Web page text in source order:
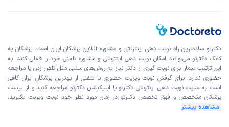
دکترتو ساده‌ترین راه نوبت‌ دهی اینترنتی و مشاوره آنلاین پزشکان ایران است. پزشکان به
کمک دکترتو می‌توانند امکان نوبت دهی اینترنتی و مشاوره تلفنی خود را فعال کنند. به
این ترتیب بیمار برای نوبت گیری از دکتر نیاز به روش‌های سنتی مثل تلفن زدن یا مراجعه
حضوری ندارد. برای گرفتن نوبت ویزیت حضوری یا تلفنی از بهترین پزشکان ایران کافی
است به سایت نوبت دهی اینترنتی دکترتو یا اپلیکیشن دکترتو مراجعه کنید و از لیست
پزشکان متخصص و فوق تخصص دکترتو در زمان مورد نظر خود نوبت ویزیت بگیرید.
مشاهده بیشتر